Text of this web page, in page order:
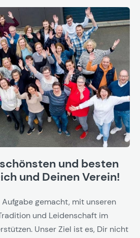
und besten
und Deinen Verein!
gemacht, mit unseren
und Leidenschaft im
Unser Ziel ist es, Dir nicht